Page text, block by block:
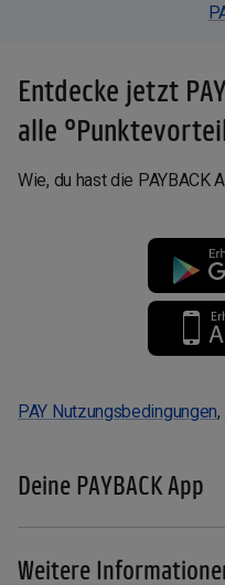
Entdecke jetzt
alle
Wie, du hast die PAYBACK
PAY Nutzungsbedingungen,
Deine PAYBACK App
Weitere